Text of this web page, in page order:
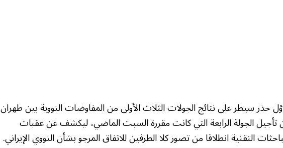
حذر سيطر على نتائج الجولات الثلاث الأولى من المفاوضات النووية بين طهران
تأجيل الجولة الرابعة التي كانت مقررة السبت الماضي، ليكشف عن عقبات
التقنية انطلاقا من تصور كلا الطرفين للاتفاق المرجو بشأن النووي الإيراني.